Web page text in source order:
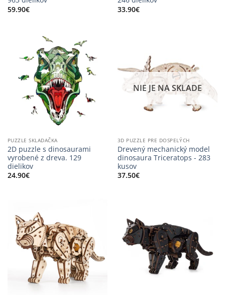
59.90€
33.90€
PUZZLE SKLADAČKA
2D puzzle s dinosaurami
vyrobené z dreva. 129
dielikov
24.90€
NIE JE NA SKLADE
3D PUZZLE PRE DOSPELÝCH
Drevený mechanický model
dinosaura Triceratops - 283
kusov
37.50€